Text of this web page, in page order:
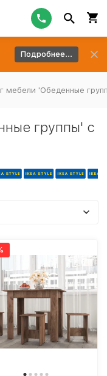
Подробнее...
мебели 'Обеденные
группы' с